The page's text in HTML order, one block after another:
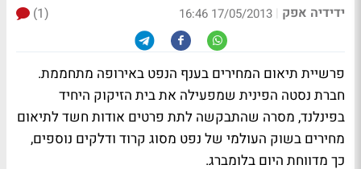
ידידיה אפק |
17/05/2013 16:46
(1)
פרשיית תיאום המחירים בענף הנפט באירופה מתחממת.
חברת נסטה הפינית שמפעילה את בית הזיקוק היחיד
בפינלנד, מסרה שהתבקשה לתת פרטים אודות חשד לתיאום
מחירים בשוק העולמי של נפט מסוג קרוד ודלקים נוספים,
כך מדווחת היום בלומברג.